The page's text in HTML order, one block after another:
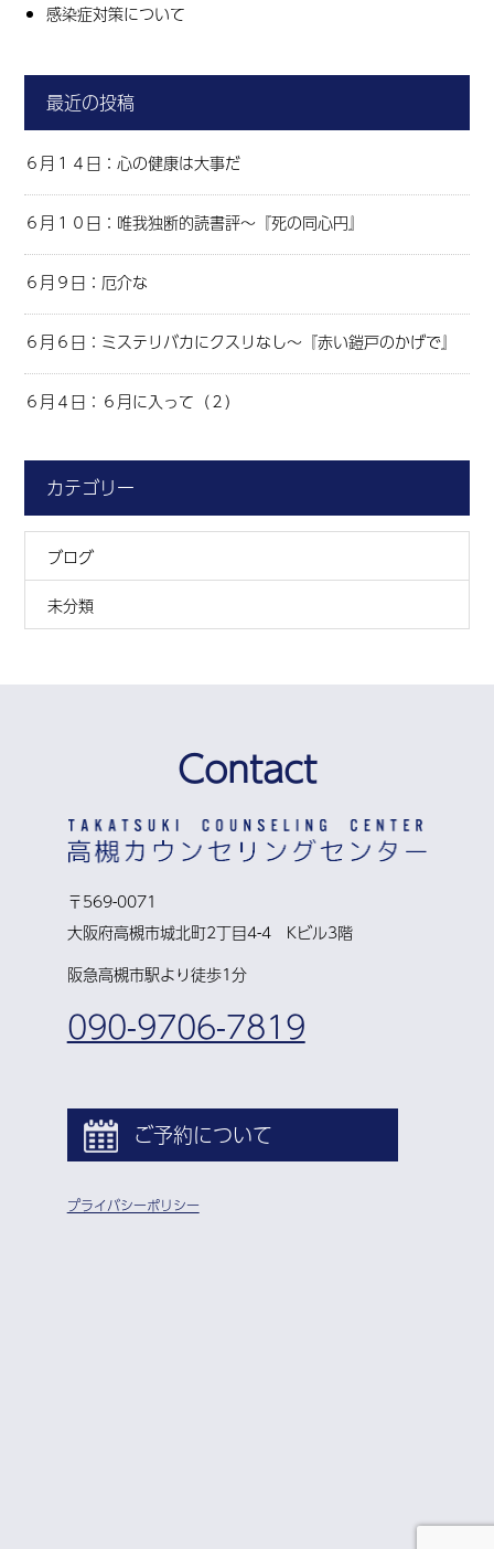
感染症対策について
最近の投稿
６月１４日：心の健康は大事だ
６月１０日：唯我独断的読書評～『死の同心円』
６月９日：厄介な
６月６日：ミステリバカにクスリなし～『赤い鎧戸のかげで』
６月４日：６月に入って（２）
カテゴリー
ブログ
未分類
Contact
〒569-0071
大阪府高槻市城北町2丁目4-4 Kビル3階
阪急高槻市駅より徒歩1分
090-9706-7819
ご予約について
プライバシーポリシー